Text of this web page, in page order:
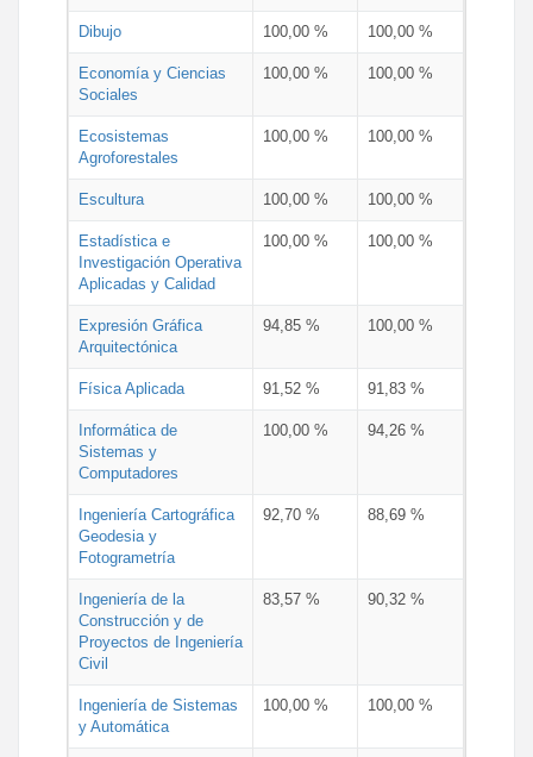
Dibujo 100,00 % 100,00 %
Economía y Ciencias
Sociales
100,00 % 100,00 %
Ecosistemas
Agroforestales
100,00 % 100,00 %
Escultura 100,00 % 100,00 %
Estadística e
Investigación Operativa
Aplicadas y Calidad
100,00 % 100,00 %
Expresión Gráfica
Arquitectónica
94,85 % 100,00 %
Física Aplicada 91,52 % 91,83 %
Informática de
Sistemas y
Computadores
100,00 % 94,26 %
Ingeniería Cartográfica
Geodesia y
Fotogrametría
92,70 % 88,69 %
Ingeniería de la
Construcción y de
Proyectos de Ingeniería
Civil
83,57 % 90,32 %
Ingeniería de Sistemas
y Automática
100,00 % 100,00 %